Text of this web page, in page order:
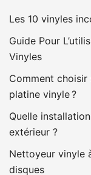
Les 10 vinyles
Guide Pour
Vinyles
Comment
platine vinyle ?
Quelle
extérieur ?
Nettoyeur vinyle
disques